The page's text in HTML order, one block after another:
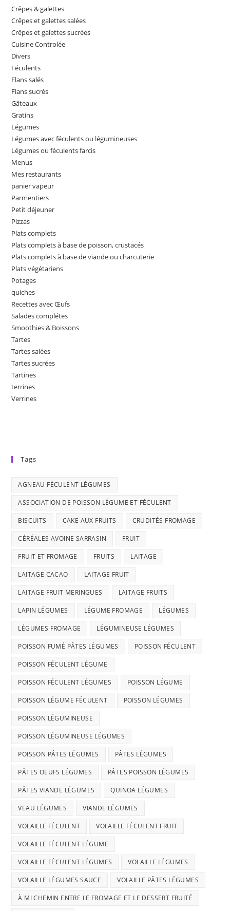
Crêpes & galettes
Crêpes et galettes salées
Crêpes et galettes sucrées
Cuisine Controlée
Divers
Féculents
Flans salés
Flans sucrés
Gâteaux
Gratins
Légumes
Légumes avec féculents ou légumineuses
Légumes ou féculents farcis
Menus
Mes restaurants
panier vapeur
Parmentiers
Petit déjeuner
Pizzas
Plats complets
Plats complets à base de poisson, crustacés
Plats complets à base de viande ou charcuterie
Plats végétariens
Potages
quiches
Recettes avec Œufs
Salades complétes
Smoothies & Boissons
Tartes
Tartes salées
Tartes sucrées
Tartines
terrines
Verrines
Tags
AGNEAU FÉCULENT LÉGUMES
ASSOCIATION DE POISSON LÉGUME ET FÉCULENT
BISCUITS CAKE AUX FRUITS CRUDITÉS FROMAGE
CÉRÉALES AVOINE SARRASIN FRUIT
FRUIT ET FROMAGE FRUITS LAITAGE
LAITAGE CACAO LAITAGE FRUIT
LAITAGE FRUIT MERINGUES LAITAGE FRUITS
LAPIN LÉGUMES LÉGUME FROMAGE LÉGUMES
LÉGUMES FROMAGE LÉGUMINEUSE LÉGUMES
POISSON FUMÉ PÂTES LÉGUMES POISSON FÉCULENT
POISSON FÉCULENT LÉGUME
POISSON FÉCULENT LÉGUMES POISSON LÉGUME
POISSON LÉGUME FÉCULENT POISSON LÉGUMES
POISSON LÉGUMINEUSE
POISSON LÉGUMINEUSE LÉGUMES
POISSON PÂTES LÉGUMES PÂTES LÉGUMES
PÂTES OEUFS LÉGUMES PÂTES POISSON LÉGUMES
PÂTES VIANDE LÉGUMES QUINOA LÉGUMES
VEAU LÉGUMES VIANDE LÉGUMES
VOLAILLE FÉCULENT VOLAILLE FÉCULENT FRUIT
VOLAILLE FÉCULENT LÉGUME
VOLAILLE FÉCULENT LÉGUMES VOLAILLE LÉGUMES
VOLAILLE LÉGUMES SAUCE VOLAILLE PÂTES LÉGUMES
À MI CHEMIN ENTRE LE FROMAGE ET LE DESSERT FRUITÉ